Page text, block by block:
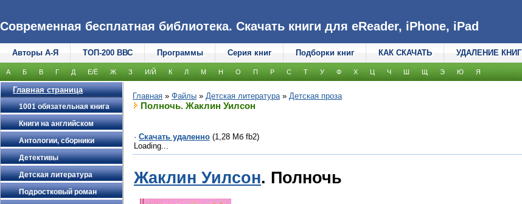
Современная бесплатная библиотека. Скачать книги для eReader, iPhone, iPad
Авторы А-Я ТОП-200 ВВС Программы Серия книг Подборки книг КАК СКАЧАТЬ УДАЛЕНИЕ КНИГ
А Б В Г Д Е/Ё Ж З И/Й К Л М Н О П Р С Т У Ф Х Ц Ч Ш Щ Э Ю Я
Главная страница
1001 обязательная книга
Книги на английском
Антологии, сборники
Детективы
Детская литература
Подростковый роман
Главная » Файлы » Детская литература» Детская проза
Полночь. Жаклин Уилсон
· Скачать удаленно (1,28 Мб fb2)
Loading...
Жаклин Уилсон. Полночь